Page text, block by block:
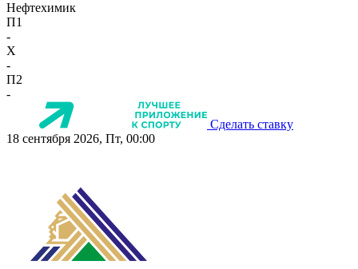
Нефтехимик
П1
-
X
-
П2
-
Сделать ставку
18 сентября 2026, Пт, 00:00